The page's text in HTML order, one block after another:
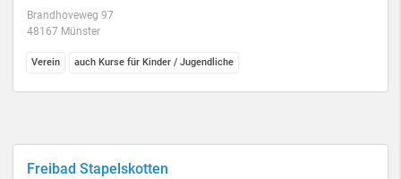
Brandhoveweg 97
48167 Münster
Verein auch Kurse für Kinder / Jugendliche
Freibad Stapelskotten